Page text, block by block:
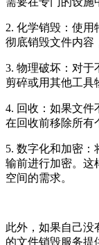
2. 化学销毁：使用
彻底销毁文件内容
3. 物理破坏：对于
剪碎或用其他工具
4. 回收：如果文件
在回收前移除所有
5. 数字化和加密
输前进行加密。这
空间的需求。
此外，如果自己没
的文件销毁服务提